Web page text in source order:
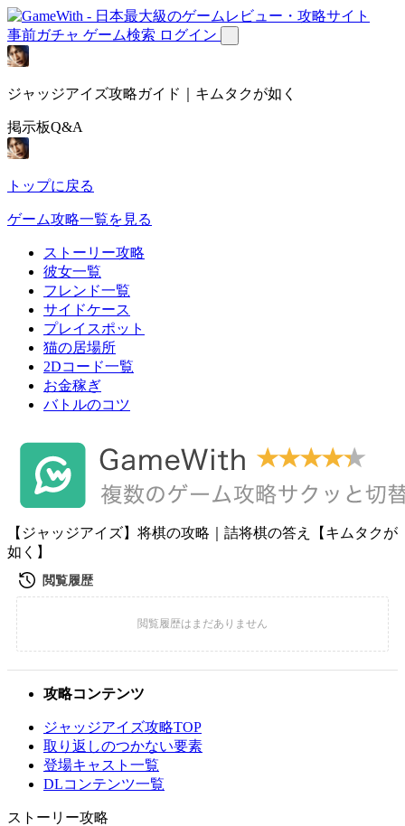
事前ガチャ ゲーム検索 ログイン
ジャッジアイズ攻略ガイド｜キムタクが如く
掲示板Q&A
トップに戻る
ゲーム攻略一覧を見る
ストーリー攻略
彼女一覧
フレンド一覧
サイドケース
プレイスポット
猫の居場所
2Dコード一覧
お金稼ぎ
バトルのコツ
【ジャッジアイズ】将棋の攻略｜詰将棋の答え【キムタクが
如く】
攻略コンテンツ
ジャッジアイズ攻略TOP
取り返しのつかない要素
登場キャスト一覧
DLコンテンツ一覧
ストーリー攻略